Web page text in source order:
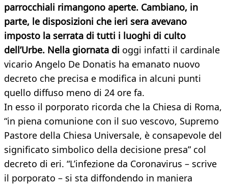
parrocchiali rimangono aperte. Cambiano, in
parte, le disposizioni che ieri sera avevano
imposto la serrata di tutti i luoghi di culto
dell’Urbe. Nella giornata di oggi infatti il cardinale
vicario Angelo De Donatis ha emanato nuovo
decreto che precisa e modifica in alcuni punti
quello diffuso meno di 24 ore fa.
In esso il porporato ricorda che la Chiesa di Roma,
“in piena comunione con il suo vescovo, Supremo
Pastore della Chiesa Universale, è consapevole del
significato simbolico della decisione presa” col
decreto di eri. “L’infezione da Coronavirus – scrive
il porporato – si sta diffondendo in maniera